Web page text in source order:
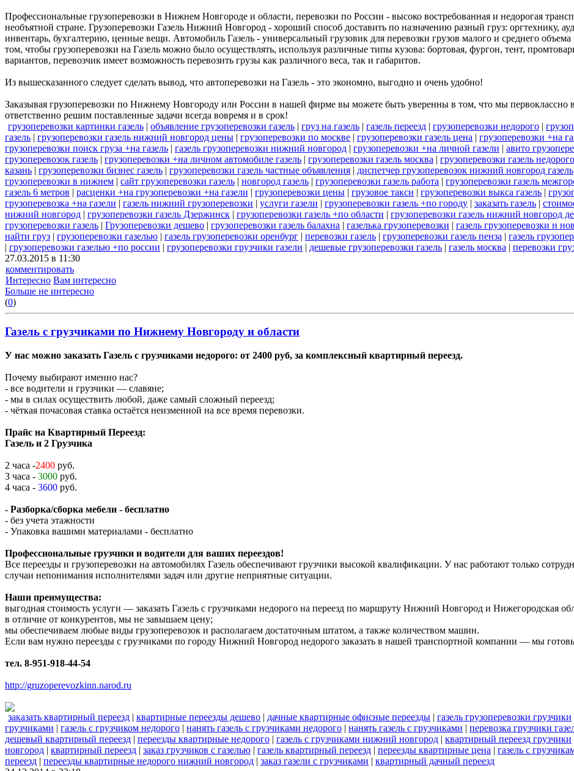
Профессиональные грузоперевозки в Нижнем Новгороде и области, перевозки по России - высоко востребованная и недорогая
необъятной стране. Грузоперевозки Газель Нижний Новгород - хороший способ доставить по назначению разный груз: оргтехнику,
инвентарь, бухгалтерию, ценные вещи. Автомобиль Газель - универсальный грузовик для перевозки грузов малого и среднего
том, чтобы грузоперевозки на Газель можно было осуществлять, используя различные типы кузова: бортовая, фургон, тент,
вариантов, перевозчик имеет возможность перевозить грузы как различного веса, так и габаритов.
Из вышесказанного следует сделать вывод, что автоперевозки на Газель - это экономно, выгодно и очень удобно!
Заказывая грузоперевозки по Нижнему Новгороду или России в нашей фирме вы можете быть уверенны в том, что мы первоклассно
ответственно решим поставленные задачи всегда вовремя и в срок!
грузоперевозки картинки газель | объявление грузоперевозки газель | груз на газель | газель переезд | грузоперевозки недорого |
газель | грузоперевозки газель нижний новгород цены | грузоперевозки по москве | грузоперевозки газель цена | грузоперевозки +на
грузоперевозки поиск груза +на газель | газель грузоперевозки нижний новгород | грузоперевозки +на личной газели | авито
грузоперевозок газель | грузоперевозки +на личном автомобиле газель | грузоперевозки газель москва | грузоперевозки газель недорого
казань | грузоперевозки бизнес газель | грузоперевозки газель частные объявления | диспетчер грузоперевозок нижний новгород газель
грузоперевозки в нижнем | сайт грузоперевозки газель | новгород газель | грузоперевозки газель работа | грузоперевозки газель
газель 6 метров | расценки +на грузоперевозки +на газели | грузоперевозки цены | грузовое такси | грузоперевозки выкса газель |
грузоперевозка +на газели | газель нижний грузоперевозки | услуги газели | грузоперевозки газель +по городу | заказать газель |
нижний новгород | грузоперевозки газель Дзержинск | грузоперевозки газель +по области | грузоперевозки газель нижний новгород
грузоперевозки газель | Грузоперевозки дешево | грузоперевозки газель балахна | газелька грузоперевозки | газель грузоперевозки н
найти груз | грузоперевозки газелью | газель грузоперевозки оренбург | перевозки газель | грузоперевозки газель пенза | газель
| грузоперевозки газелью +по россии | грузоперевозки грузчики газели | дешевые грузоперевозки газель | газель москва | перевозки
27.03.2015 в 11:30
комментировать
Интересно Вам интересно
Больше не интересно
(0)
Газель с грузчиками по Нижнему Новгороду и области
У нас можно заказать Газель с грузчиками недорого: от 2400 руб, за комплексный квартирный переезд.
Почему выбирают именно нас?
- все водители и грузчики — славяне;
- мы в силах осуществить любой, даже самый сложный переезд;
- чёткая почасовая ставка остаётся неизменной на все время перевозки.
Прайс на Квартирный Переезд:
Газель и 2 Грузчика
2 часа -2400 руб.
3 часа - 3000 руб.
4 часа - 3600 руб.
- Разборка/сборка мебели - бесплатно
- без учета этажности
- Упаковка вашими материалами - бесплатно
Профессиональные грузчики и водители для ваших переездов!
Все переезды и грузоперевозки на автомобилях Газель обеспечивают грузчики высокой квалификации. У нас работают только
случаи непонимания исполнителями задач или другие неприятные ситуации.
Наши преимущества:
выгодная стоимость услуги — заказать Газель с грузчиками недорого на переезд по маршруту Нижний Новгород и Нижегородская
в отличие от конкурентов, мы не завышаем цену;
мы обеспечиваем любые виды грузоперевозок и располагаем достаточным штатом, а также количеством машин.
Если вам нужно переезды с грузчиками по городу Нижний Новгород недорого заказать в нашей транспортной компании — мы
тел. 8-951-918-44-54
http://gruzoperevozkinn.narod.ru
заказать квартирный переезд | квартирные переезды дешево | дачные квартирные офисные переезды | газель грузоперевозки грузчики
грузчиками | газель с грузчиком недорого | нанять газель с грузчиками недорого | нанять газель с грузчиками | перевозка грузчики
дешевый квартирный переезд | переезды квартирные недорого | газель с грузчиками нижний новгород | квартирный переезд грузчики
новгород | квартирный переезд | заказ грузчиков с газелью | газель квартирный переезд | переезды квартирные цена | газель с
переезд | переезды квартирные недорого нижний новгород | заказ газели с грузчиками | квартирный дачный переезд